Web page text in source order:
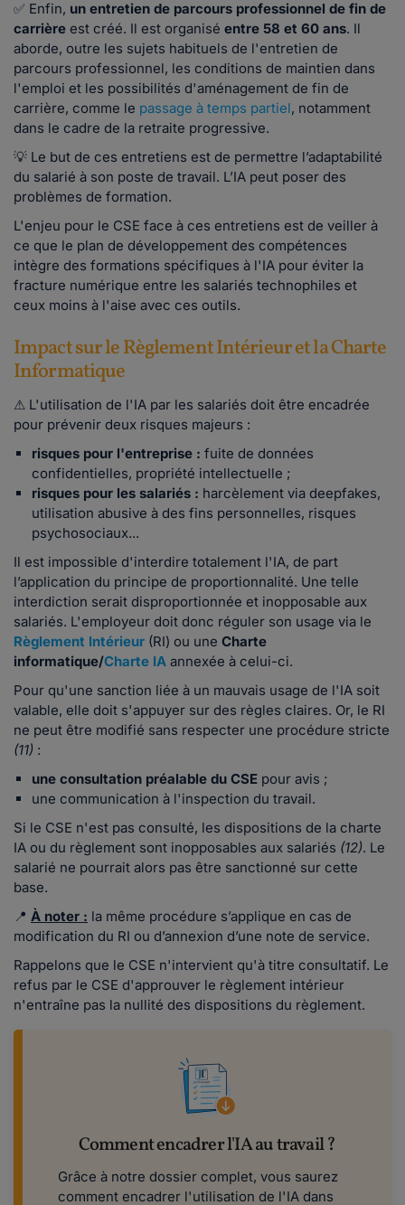
✅ Enfin, un entretien de parcours professionnel de fin de
carrière est créé. Il est organisé entre 58 et 60 ans. Il
aborde, outre les sujets habituels de l'entretien de
parcours professionnel, les conditions de maintien dans
l'emploi et les possibilités d'aménagement de fin de
carrière, comme le passage à temps partiel, notamment
dans le cadre de la retraite progressive.
💡 Le but de ces entretiens est de permettre l’adaptabilité
du salarié à son poste de travail. L’IA peut poser des
problèmes de formation.
L'enjeu pour le CSE face à ces entretiens est de veiller à
ce que le plan de développement des compétences
intègre des formations spécifiques à l'IA pour éviter la
fracture numérique entre les salariés technophiles et
ceux moins à l'aise avec ces outils.
Impact sur le Règlement Intérieur et la Charte
Informatique
⚠ L'utilisation de l'IA par les salariés doit être encadrée
pour prévenir deux risques majeurs :
risques pour l'entreprise : fuite de données
confidentielles, propriété intellectuelle ;
risques pour les salariés : harcèlement via deepfakes,
utilisation abusive à des fins personnelles, risques
psychosociaux...
Il est impossible d'interdire totalement l'IA, de part
l’application du principe de proportionnalité. Une telle
interdiction serait disproportionnée et inopposable aux
salariés. L'employeur doit donc réguler son usage via le
Règlement Intérieur (RI) ou une Charte
informatique/Charte IA annexée à celui-ci.
Pour qu'une sanction liée à un mauvais usage de l'IA soit
valable, elle doit s'appuyer sur des règles claires. Or, le RI
ne peut être modifié sans respecter une procédure stricte
(11) :
une consultation préalable du CSE pour avis ;
une communication à l'inspection du travail.
Si le CSE n'est pas consulté, les dispositions de la charte
IA ou du règlement sont inopposables aux salariés (12). Le
salarié ne pourrait alors pas être sanctionné sur cette
base.
📍 À noter : la même procédure s’applique en cas de
modification du RI ou d’annexion d’une note de service.
Rappelons que le CSE n'intervient qu'à titre consultatif. Le
refus par le CSE d'approuver le règlement intérieur
n'entraîne pas la nullité des dispositions du règlement.
Comment encadrer l'IA au travail ?
Grâce à notre dossier complet, vous saurez
comment encadrer l'utilisation de l'IA dans